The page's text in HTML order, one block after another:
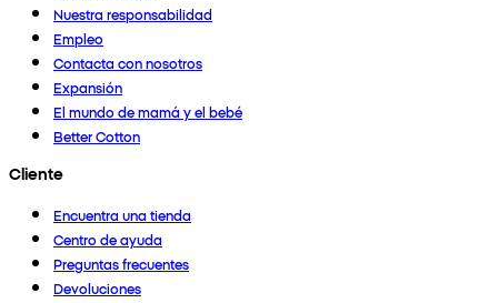
Nuestra responsabilidad
Empleo
Contacta con nosotros
Expansión
El mundo de mamá y el bebé
Better Cotton
Cliente
Encuentra una tienda
Centro de ayuda
Preguntas frecuentes
Devoluciones